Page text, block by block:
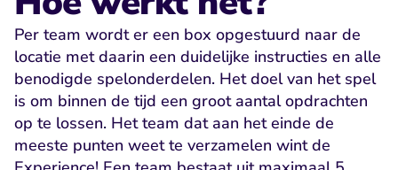
Per team wordt er een box opgestuurd naar de
locatie met daarin een duidelijke instructies en alle
benodigde spelonderdelen. Het doel van het spel
is om binnen de tijd een groot aantal opdrachten
op te lossen. Het team dat aan het einde de
meeste punten weet te verzamelen wint de